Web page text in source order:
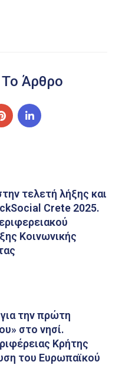
Άρθρο
τελετή λήξης και
Crete 2025.
Κοινωνικής
την πρώτη
στο νησί.
Κρήτης
του Ευρωπαϊκού